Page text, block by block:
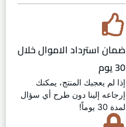
ضمان استرداد الاموال خلال
30 يوم
إذا لم يعجبك المنتج، يمكنك
إرجاعه إلينا دون طرح أي سؤال
لمدة 30 يوماً!